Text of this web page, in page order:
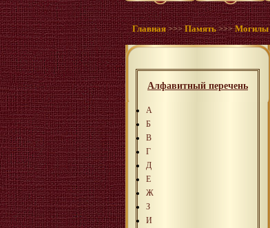
Главная >>>Память >>>Могилы
Алфавитный перечень
А
Б
В
Г
Д
Е
Ж
З
И